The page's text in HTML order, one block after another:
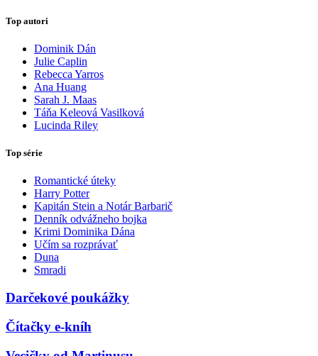
Top autori
Dominik Dán
Julie Caplin
Rebecca Yarros
Ana Huang
Sarah J. Maas
Táňa Keleová Vasilková
Lucinda Riley
Top série
Romantické úteky
Harry Potter
Kapitán Stein a Notár Barbarič
Denník odvážneho bojka
Krimi Dominika Dána
Učím sa rozprávať
Duna
Smradi
Darčekové poukážky
Čítačky e-kníh